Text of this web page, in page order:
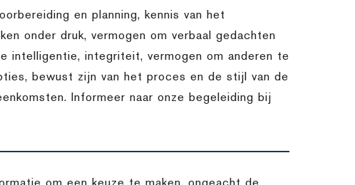
en planning, kennis van het
onder druk, vermogen om verbaal gedachten
intelligentie, integriteit, vermogen om anderen te
bewust zijn van het proces en de stijl van de
Informeer naar onze begeleiding bij